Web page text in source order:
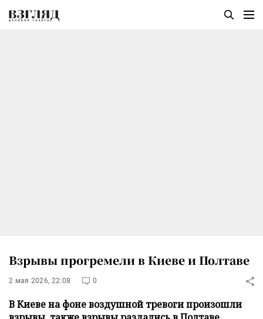
Взрывы прогремели в Киеве и Полтаве
2 мая 2026, 22:08 0
В Киеве на фоне воздушной тревоги произошли